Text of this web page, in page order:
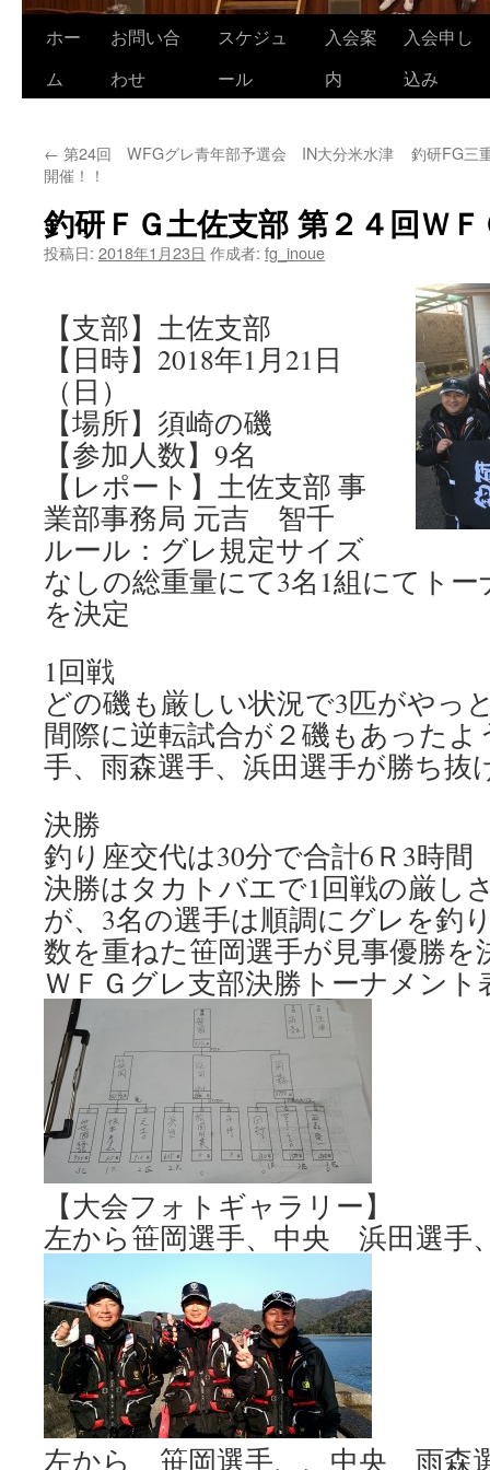
コ
ン
へ
ホー
ム
お問い合
わせ
スケジュ
ール
入会案
内
入会申し
込み
← 第24回 WFGグレ青年部予選会 IN大分米水津
開催！！
釣研FG三
釣研ＦＧ土佐支部 第２４回Ｗ
投稿日: 2018年1月23日 作成者: fg_inoue
【支部】土佐支部
【日時】2018年1月21日
（日）
【場所】須崎の磯
【参加人数】9名
【レポート】土佐支部 事
業部事務局 元吉 智千
ルール：グレ規定サイズ
なしの総重量にて3名1組にてト
を決定
1回戦
どの磯も厳しい状況で3匹がやっ
間際に逆転試合が２磯もあったよ
手、雨森選手、浜田選手が勝ち抜
決勝
釣り座交代は30分で合計6Ｒ3時間
決勝はタカトバエで1回戦の厳し
が、3名の選手は順調にグレを釣
数を重ねた笹岡選手が見事優勝を
ＷＦＧグレ支部決勝トーナメント
【大会フォトギャラリー】
左から笹岡選手、中央 浜田選
左から 笹岡選手、、中央 雨森